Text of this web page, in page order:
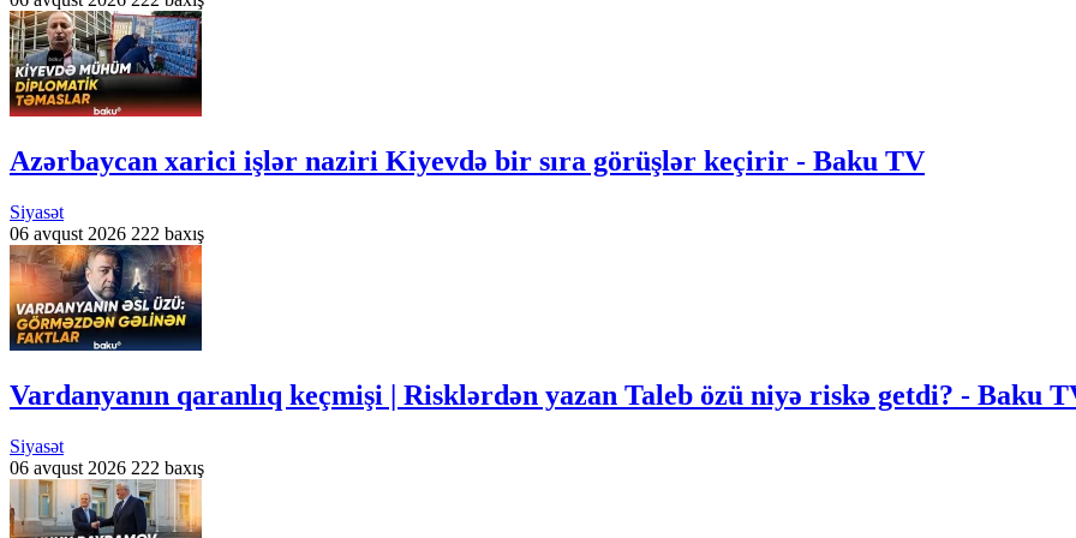
Azərbaycan xarici işlər naziri Kiyevdə bir sıra görüşlər keçirir - Baku TV
Siyasət
06 avqust 2026 222 baxış
Vardanyanın qaranlıq keçmişi | Risklərdən yazan Taleb özü niyə riskə getdi? - Baku
Siyasət
06 avqust 2026 222 baxış